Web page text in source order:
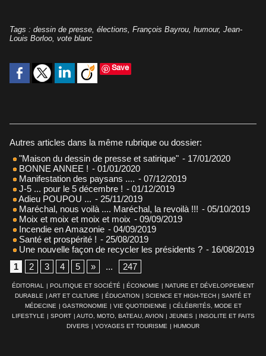
Tags : dessin de presse élections François Bayrou humour, Jean-
Louis Borloo vote blanc
Save
Autres articles dans la même rubrique ou dossier:
"Maison du dessin de presse et satirique" - 17/01/2020
BONNE ANNEE ! - 01/01/2020
Manifestation des paysans .... - 07/12/2019
J-5 ... pour le 5 décembre ! - 01/12/2019
Adieu POUPOU ... - 25/11/2019
Maréchal, nous voilà .... Maréchal, la revoilà !!! - 05/10/2019
Moix et moix et moix et moix - 09/09/2019
Incendie en Amazonie - 04/09/2019
Santé et prospérité ! - 25/08/2019
Une nouvelle façon de recycler les présidents ? - 16/08/2019
1
2 3 4 5 » ... 247
ÉDITORIAL | POLITIQUE ET SOCIÉTÉ | ÉCONOMIE | NATURE ET DÉVELOPPEMENT
DURABLE | ART ET CULTURE | ÉDUCATION | SCIENCE ET HIGH-TECH | SANTÉ ET
MÉDECINE | GASTRONOMIE | VIE QUOTIDIENNE | CÉLÉBRITÉS, MODE ET
LIFESTYLE | SPORT | AUTO, MOTO, BATEAU, AVION | JEUNES | INSOLITE ET FAITS
DIVERS | VOYAGES ET TOURISME | HUMOUR